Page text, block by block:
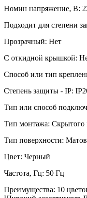
Номин напряжение, В:
Подходит для степени
Прозрачный: Нет
С откидной крышкой:
Способ или тип
Степень защиты - IP:
Тип или способ
Тип монтажа: Скрытого
Тип поверхности:
Цвет: Черный
Частота, Гц: 50 Гц
Преимущества: 10